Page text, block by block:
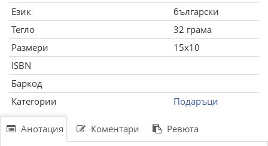
Език
български
Тегло
32 грама
Размери
15x10
ISBN
Баркод
Категории
Подаръци
Анотация Коментари Ревюта